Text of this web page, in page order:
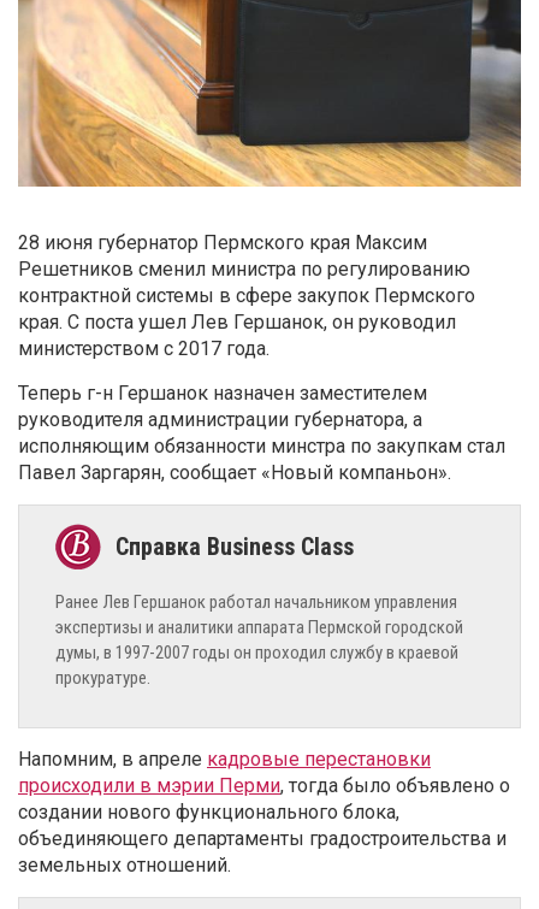
28 июня губернатор Пермского края Максим
Решетников сменил министра по регулированию
контрактной системы в сфере закупок Пермского
края. С поста ушел Лев Гершанок, он руководил
министерством с 2017 года.
Теперь г-н Гершанок назначен заместителем
руководителя администрации губернатора, а
исполняющим обязанности минстра по закупкам стал
Павел Заргарян, сообщает «Новый компаньон».
Ранее Лев Гершанок работал начальником управления
экспертизы и аналитики аппарата Пермской городской
думы, в 1997-2007 годы он проходил службу в краевой
прокуратуре.
Напомним, в апреле кадровые перестановки
происходили в мэрии Перми, тогда было объявлено о
создании нового функционального блока,
объединяющего департаменты градостроительства и
земельных отношений.